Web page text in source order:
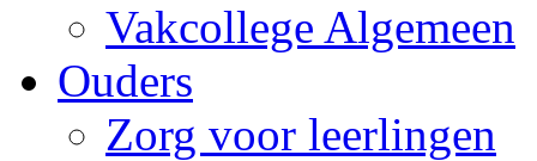
Vakcollege Algemeen
Ouders
Zorg voor leerlingen